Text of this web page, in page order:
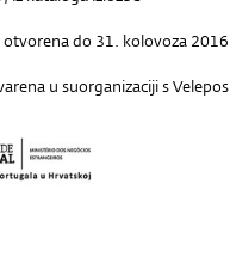
otvorena do 31. kolovoza
u suorganizaciji s